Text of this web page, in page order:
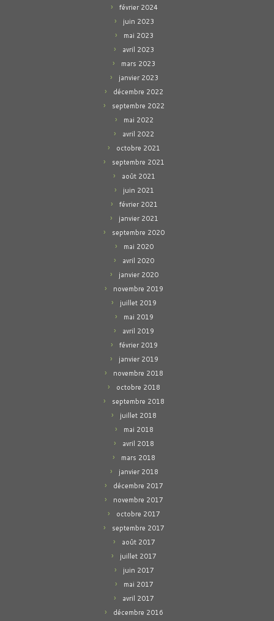
février 2024
juin 2023
mai 2023
avril 2023
mars 2023
janvier 2023
décembre 2022
septembre 2022
mai 2022
avril 2022
octobre 2021
septembre 2021
août 2021
juin 2021
février 2021
janvier 2021
septembre 2020
mai 2020
avril 2020
janvier 2020
novembre 2019
juillet 2019
mai 2019
avril 2019
février 2019
janvier 2019
novembre 2018
octobre 2018
septembre 2018
juillet 2018
mai 2018
avril 2018
mars 2018
janvier 2018
décembre 2017
novembre 2017
octobre 2017
septembre 2017
août 2017
juillet 2017
juin 2017
mai 2017
avril 2017
décembre 2016